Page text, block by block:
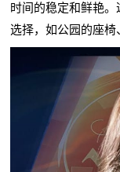
时间的稳定和鲜艳
选择，如公园的座椅